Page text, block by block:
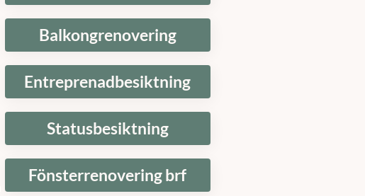
Balkongrenovering
Entreprenadbesiktning
Statusbesiktning
Fönsterrenovering brf